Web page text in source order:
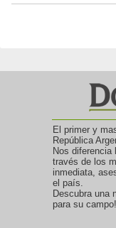
El primer y
República
Nos diferencia
través de los
inmediata,
el país.
Descubra una
para su